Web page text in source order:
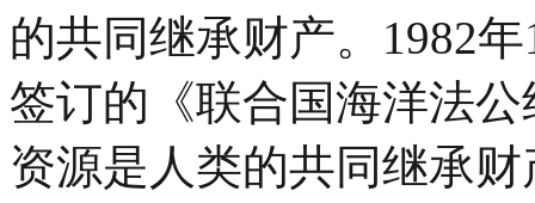
的共同继承财产。1982
签订的《联合国海洋法公
资源是人类的共同继承